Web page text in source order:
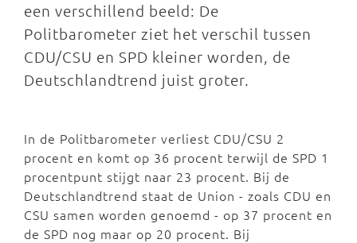
een verschillend beeld: De
Politbarometer ziet het verschil tussen
CDU/CSU en SPD kleiner worden, de
Deutschlandtrend juist groter.
In de Politbarometer verliest CDU/CSU 2
procent en komt op 36 procent terwijl de SPD 1
procentpunt stijgt naar 23 procent. Bij de
Deutschlandtrend staat de Union - zoals CDU en
CSU samen worden genoemd - op 37 procent en
de SPD nog maar op 20 procent. Bij